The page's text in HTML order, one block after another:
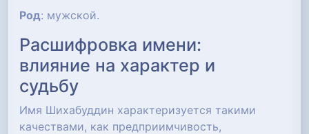
Род: мужской.
Расшифровка имени:
влияние на характер и
судьбу
Имя Шихабуддин характеризуется такими
качествами, как предприимчивость,